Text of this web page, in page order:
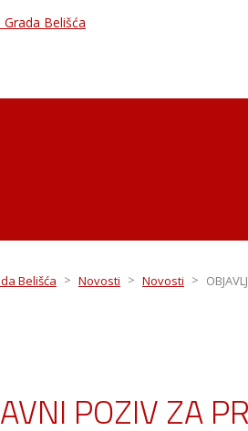
Belišća > Novosti > Novosti >
POZIV ZA